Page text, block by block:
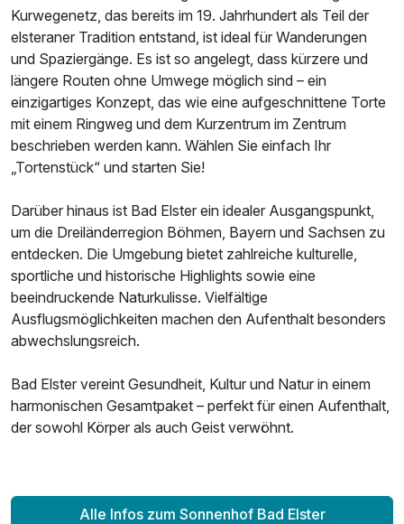
Kurwegenetz, das bereits im 19. Jahrhundert als Teil der
elsteraner Tradition entstand, ist ideal für Wanderungen
und Spaziergänge. Es ist so angelegt, dass kürzere und
längere Routen ohne Umwege möglich sind – ein
einzigartiges Konzept, das wie eine aufgeschnittene Torte
mit einem Ringweg und dem Kurzentrum im Zentrum
beschrieben werden kann. Wählen Sie einfach Ihr
„Tortenstück“ und starten Sie!
Darüber hinaus ist Bad Elster ein idealer Ausgangspunkt,
um die Dreiländerregion Böhmen, Bayern und Sachsen zu
entdecken. Die Umgebung bietet zahlreiche kulturelle,
sportliche und historische Highlights sowie eine
beeindruckende Naturkulisse. Vielfältige
Ausflugsmöglichkeiten machen den Aufenthalt besonders
abwechslungsreich.
Bad Elster vereint Gesundheit, Kultur und Natur in einem
harmonischen Gesamtpaket – perfekt für einen Aufenthalt,
der sowohl Körper als auch Geist verwöhnt.
Alle Infos zum Sonnenhof Bad Elster